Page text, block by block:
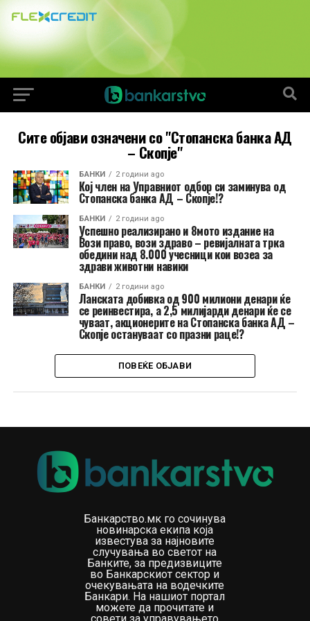
Сите објави означени со "Стопанска банка АД
– Скопје"
БАНКИ 2 години ago
Кој член на Управниот одбор си заминува од
Стопанска банка АД – Скопје!?
БАНКИ 2 години ago
Успешно реализирано и 8мото издание на
Вози право, вози здраво – ревијалната трка
обедини над 8.000 учесници кои возеа за
здрави животни навики
БАНКИ 2 години ago
Ланската добивка од 900 милиони денари ќе
се реинвестира, а 2,5 милијарди денари ќе се
чуваат, акционерите на Стопанска банка АД –
Скопје остануваат со празни раце!?
ПОВЕЌЕ ОБЈАВИ
Банкарство.мк го сочинува
новинарска екипа која
известува за најновите
случувања во светот на
Банките, за предизвиците
во Банкарскиот сектор и
очекувањата на водечките
Банкари. На нашиот портал
можете да прочитате и